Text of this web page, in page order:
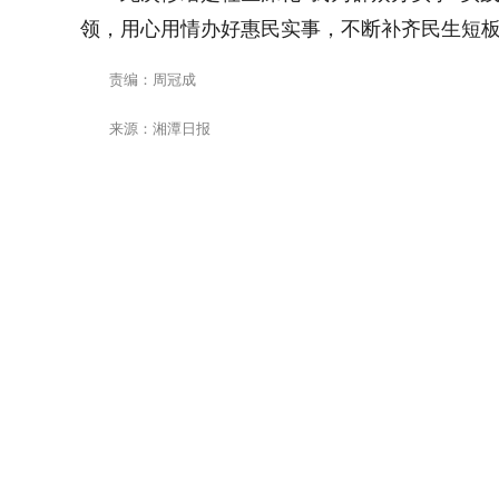
领，用心用情办好惠民实事，不断补齐民生短
责编：周冠成
来源：湘潭日报